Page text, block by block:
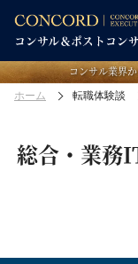
コンサル業界
ホーム 転職体験談
総合・業務